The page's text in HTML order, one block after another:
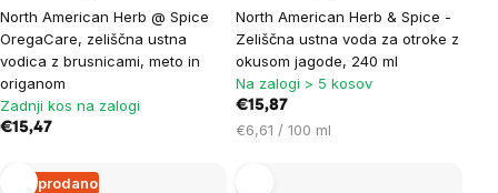
North American Herb @ Spice
OregaCare, zeliščna ustna
vodica z brusnicami, meto in
origanom
Zadnji kos na zalogi
€15,47
North American Herb & Spice -
Zeliščna ustna voda za otroke z
okusom jagode, 240 ml
Na zalogi > 5 kosov
€15,87
Cena
€6,61 / 100 ml
Razprodano